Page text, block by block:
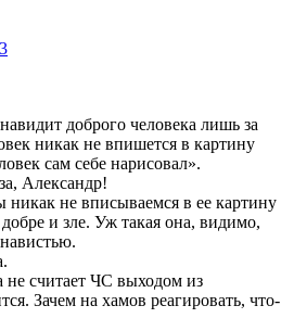
доброго человека лишь за
никак не впишется в картину
сам себе нарисовал».
Александр!
не вписываемся в ее картину
и зле. Уж такая она, видимо,
считает ЧС выходом из
Зачем на хамов реагировать, что-